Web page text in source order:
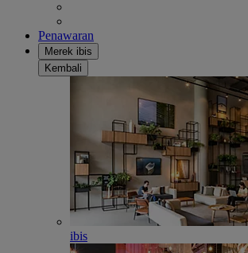
Penawaran
Merek ibis
Kembali
ibis